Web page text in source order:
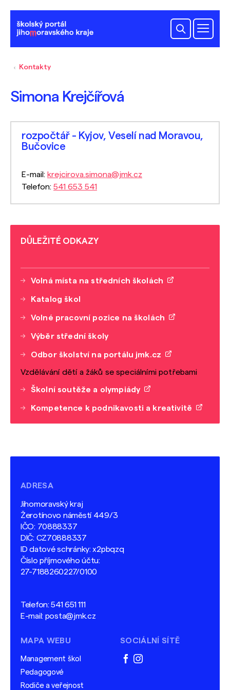
Kontakty
Simona Krejčířová
rozpočtář - Kyjov, Veselí nad Moravou,
Bučovice
E-mail: krejcirova.simona@jmk.cz
Telefon: 541 653 541
DŮLEŽITÉ ODKAZY
Volná místa na středních školách
Katalog škol
Volné pracovní pozice na školách
Výběr střední školy
Odbor školství na portálu jmk.cz
Vzdělávání dětí a žáků se speciálními potřebami
Školní soutěže a olympiády
Kompetence k podnikavosti a kreativitě
ADRESA
Jihomoravský kraj
Žerotínovo náměstí 449/3
IČO: 70888337
DIČ: CZ70888337
ID datové schránky: x2pbqzq
Číslo příjmového účtu:
27-7188260227/0100
Telefon:541 651 111
E-mail: posta@jmk.cz
MAPA WEBU
Management škol
Pedagogové
Rodiče a veřejnost
SOCIÁLNÍ SÍTĚ
facebook
instagram